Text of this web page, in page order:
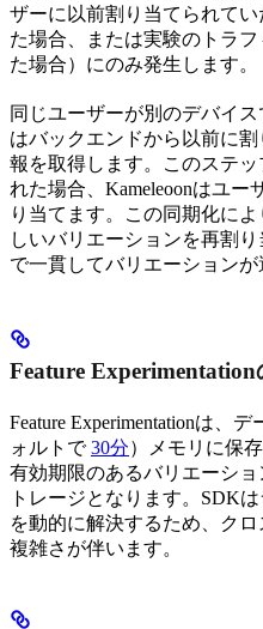
ザーに以前割り当てられて
た場合、または実験のトラ
た場合）にのみ発生します。
同じユーザーが別のデバイ
はバックエンドから以前に
報を取得します。このステ
れた場合、Kameleoonはユー
り当てます。この同期化に
しいバリエーションを再割
で一貫してバリエーションが
Feature
Feature Experimentationは、
ォルトで30分）メモリに保
有効期限のあるバリエーシ
トレージとなります。SDK
を動的に解決するため、ク
複雑さが伴います。